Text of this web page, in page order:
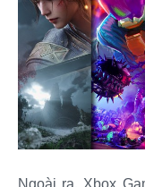
Ngoài ra, Xbox